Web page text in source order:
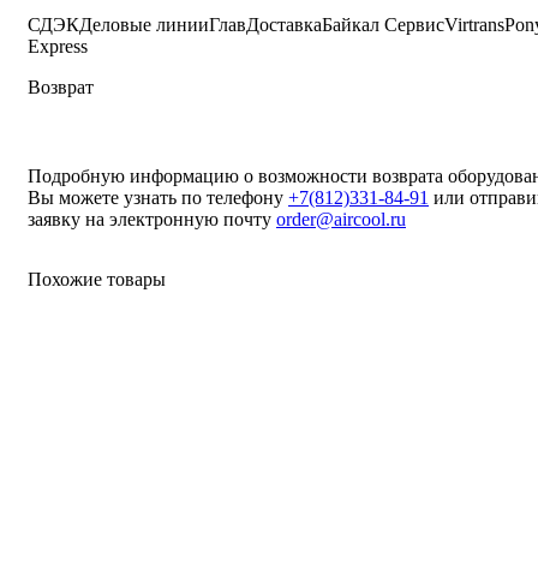
СДЭКДеловые линииГлавДоставкаБайкал СервисVirtrans
Express
Возврат
Подробную информацию о возможности возврата
Вы можете узнать по телефону +7(812)331-84-91 или
заявку на электронную почту order@aircool.ru
Похожие товары